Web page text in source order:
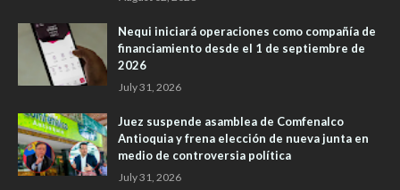
Nequi iniciará operaciones como compañía de
financiamiento desde el 1 de septiembre de
2026
July 31, 2026
Juez suspende asamblea de Comfenalco
Antioquia y frena elección de nueva junta en
medio de controversia política
July 31, 2026